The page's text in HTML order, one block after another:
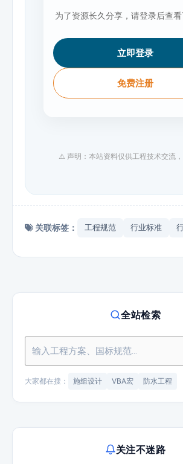
为了资源长久分享，请登录后查
立即登录
免费注册
⚠️ 声明：本站资料仅供工程技术交流
关联标签： 工程规范 行业标准
全站检索
大家都在搜： 施组设计 VBA宏 防水工程
关注不迷路